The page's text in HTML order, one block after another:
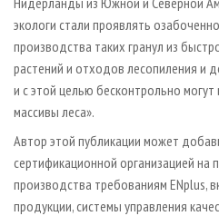
экологи стали проявлять
производства таких гранул из
растений и отходов лесопиления и
и с этой целью бесконтрольно
массивы леса».
Автор этой публикации может
сертификационной организацией на
производства требованиям ENplus,
продукции, системы управления